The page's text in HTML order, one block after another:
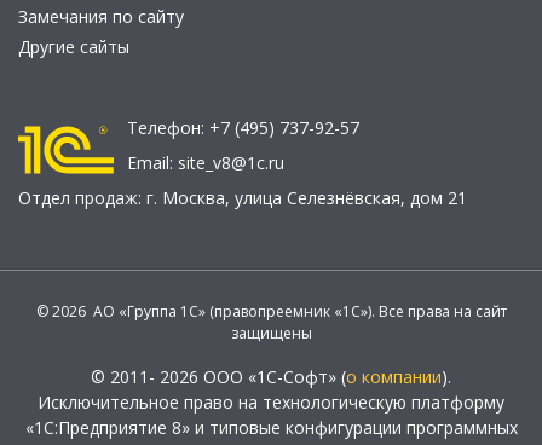
Замечания по сайту
Другие сайты
Телефон: +7 (495) 737-92-57
Email: site_v8@1c.ru
Отдел продаж: г. Москва, улица Селезнёвская, дом 21
© 2026 АО «Группа 1С» (правопреемник «1С»). Все права на сайт
защищены
© 2011- 2026 ООО «1С-Софт» (о компании).
Исключительное право на технологическую платформу
«1С:Предприятие 8» и типовые конфигурации программных